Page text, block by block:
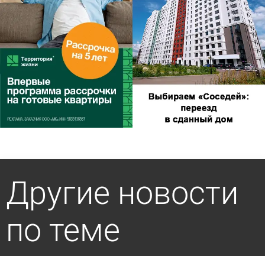
Другие новости
по теме